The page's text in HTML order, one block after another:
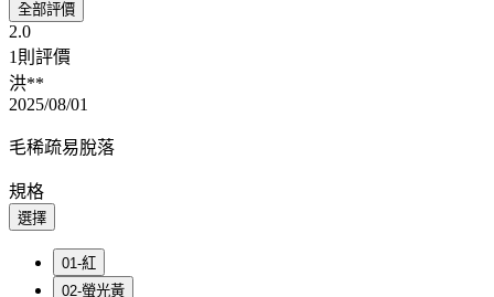
全部評價
2.0
1則評價
洪**
2025/08/01
毛稀疏易脫落
規格
選擇
01-紅
02-螢光黃